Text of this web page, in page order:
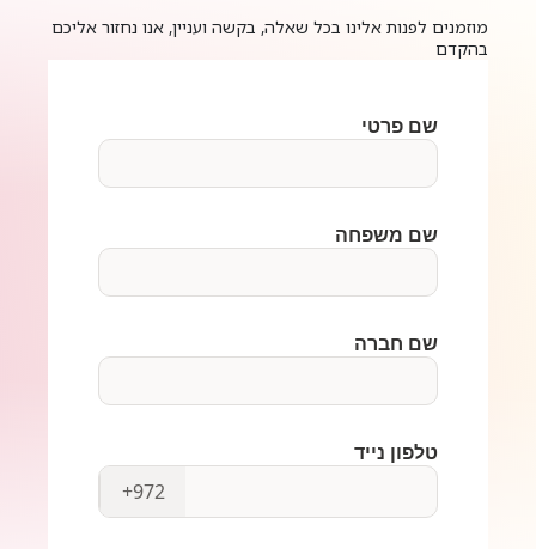
מוזמנים לפנות אלינו בכל שאלה, בקשה ועניין, אנו נחזור אליכם
בהקדם